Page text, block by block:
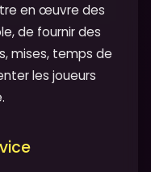
en œuvre des
de fournir des
mises, temps de
les joueurs